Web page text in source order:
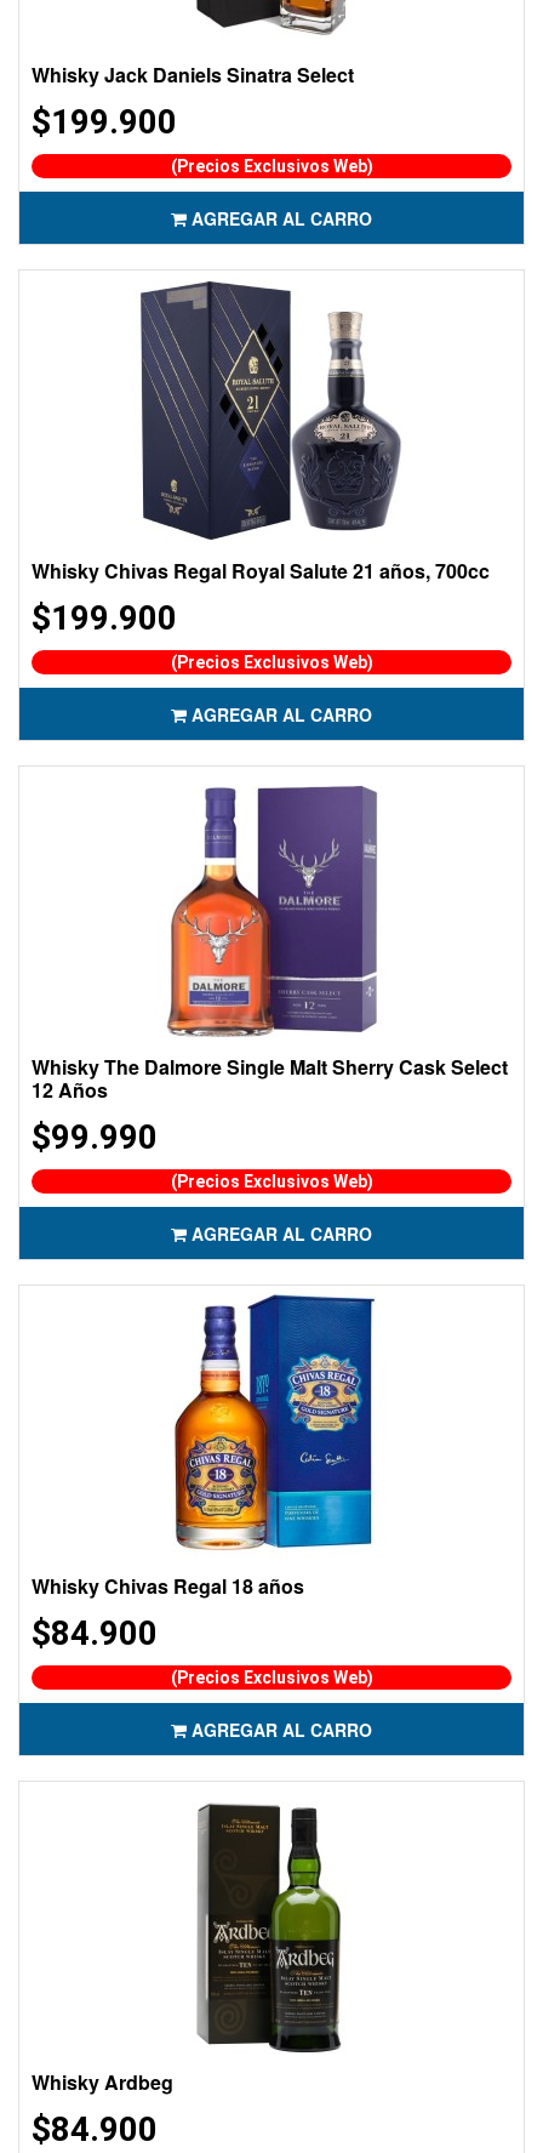
Whisky Jack Daniels Sinatra Select
$199.900
(Precios Exclusivos Web)
AGREGAR AL CARRO
Whisky Chivas Regal Royal Salute 21 años, 700cc
$199.900
(Precios Exclusivos Web)
AGREGAR AL CARRO
Whisky The Dalmore Single Malt Sherry Cask Select
12 Años
$99.990
(Precios Exclusivos Web)
AGREGAR AL CARRO
Whisky Chivas Regal 18 años
$84.900
(Precios Exclusivos Web)
AGREGAR AL CARRO
Whisky Ardbeg
$84.900